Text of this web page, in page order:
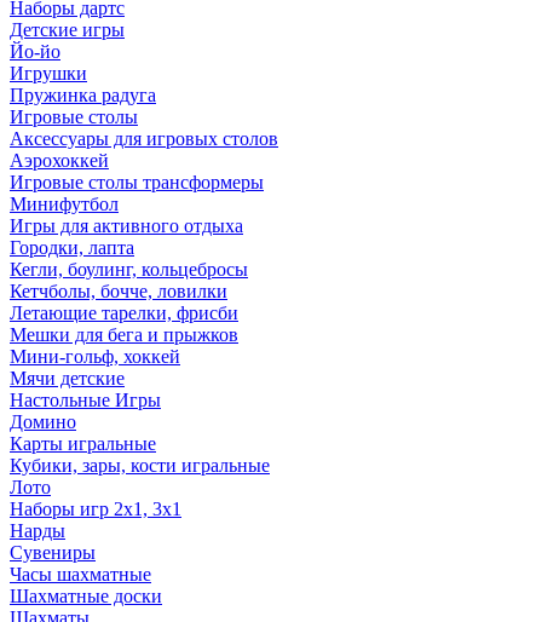
Наборы дартс
Детские игры
Йо-йо
Игрушки
Пружинка радуга
Игровые столы
Аксессуары для игровых столов
Аэрохоккей
Игровые столы трансформеры
Минифутбол
Игры для активного отдыха
Городки, лапта
Кегли, боулинг, кольцебросы
Кетчболы, бочче, ловилки
Летающие тарелки, фрисби
Мешки для бега и прыжков
Мини-гольф, хоккей
Мячи детские
Настольные Игры
Домино
Карты игральные
Кубики, зары, кости игральные
Лото
Наборы игр 2х1, 3х1
Нарды
Сувениры
Часы шахматные
Шахматные доски
Шахматы